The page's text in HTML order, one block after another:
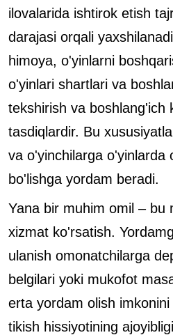
ilovalarida ishtirok etish
darajasi orqali
himoya, o'yinlarni
o'yinlari shartlari va
tekshirish va boshlang'ich
tasdiqlardir. Bu
va o'yinchilarga o'yinlarda
bo'lishga yordam beradi.
Yana bir muhim omil – bu
xizmat ko'rsatish.
ulanish omonatchilarga
belgilari yoki mukofot
erta yordam olish imkonini
tikish hissiyotining